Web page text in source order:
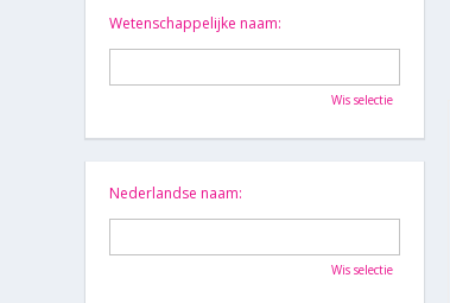
Wetenschappelijke naam:
Wis selectie
Nederlandse naam:
Wis selectie